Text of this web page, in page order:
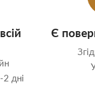
дні
Є